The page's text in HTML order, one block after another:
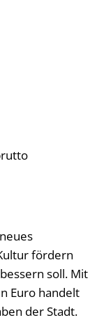
fördern
soll. Mit
Euro handelt
der Stadt.